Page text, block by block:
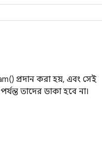
প্রদান করা হয়, এবং সেই
তাদের ডাকা হবে না।